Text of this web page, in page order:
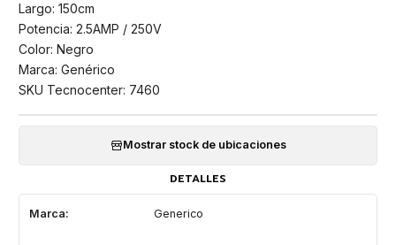
Largo: 150cm
Potencia: 2.5AMP / 250V
Color: Negro
Marca: Genérico
SKU Tecnocenter: 7460
Mostrar stock de ubicaciones
DETALLES
Marca: Generico